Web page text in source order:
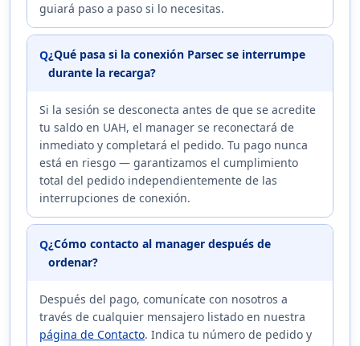
guiará paso a paso si lo necesitas.
Q¿Qué pasa si la conexión Parsec se interrumpe
durante la recarga?
Si la sesión se desconecta antes de que se acredite
tu saldo en UAH, el manager se reconectará de
inmediato y completará el pedido. Tu pago nunca
está en riesgo — garantizamos el cumplimiento
total del pedido independientemente de las
interrupciones de conexión.
Q¿Cómo contacto al manager después de
ordenar?
Después del pago, comunícate con nosotros a
través de cualquier mensajero listado en nuestra
página de Contacto. Indica tu número de pedido y